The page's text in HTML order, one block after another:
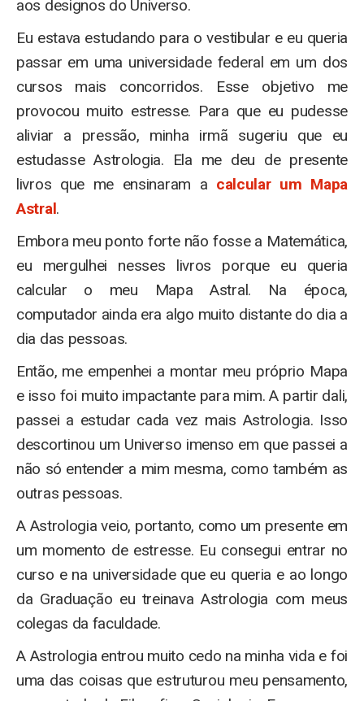
aos designos do Universo.
Eu estava estudando para o vestibular e eu queria
passar em uma universidade federal em um dos
cursos mais concorridos. Esse objetivo me
provocou muito estresse. Para que eu pudesse
aliviar a pressão, minha irmã sugeriu que eu
estudasse Astrologia. Ela me deu de presente
livros que me ensinaram a calcular um Mapa
Astral.
Embora meu ponto forte não fosse a Matemática,
eu mergulhei nesses livros porque eu queria
calcular o meu Mapa Astral. Na época,
computador ainda era algo muito distante do dia a
dia das pessoas.
Então, me empenhei a montar meu próprio Mapa
e isso foi muito impactante para mim. A partir dali,
passei a estudar cada vez mais Astrologia. Isso
descortinou um Universo imenso em que passei a
não só entender a mim mesma, como também as
outras pessoas.
A Astrologia veio, portanto, como um presente em
um momento de estresse. Eu consegui entrar no
curso e na universidade que eu queria e ao longo
da Graduação eu treinava Astrologia com meus
colegas da faculdade.
A Astrologia entrou muito cedo na minha vida e foi
uma das coisas que estruturou meu pensamento,